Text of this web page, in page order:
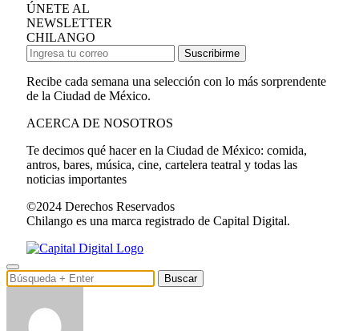
ÚNETE AL
NEWSLETTER
CHILANGO
Suscribirme
Recibe cada semana una selección con lo más sorprendente
de la Ciudad de México.
ACERCA DE NOSOTROS
Te decimos qué hacer en la Ciudad de México: comida,
antros, bares, música, cine, cartelera teatral y todas las
noticias importantes
©2024 Derechos Reservados
Chilango es una marca registrado de Capital Digital.
Buscar